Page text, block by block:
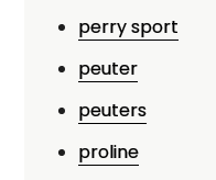
perry sport
peuter
peuters
proline